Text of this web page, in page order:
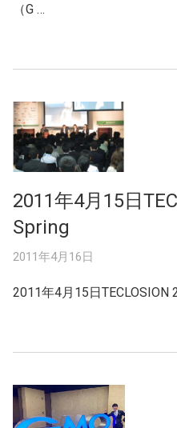
（G …
2011年4月15日
Spring
2011年4月16日
2011年4月15日TECLOSION